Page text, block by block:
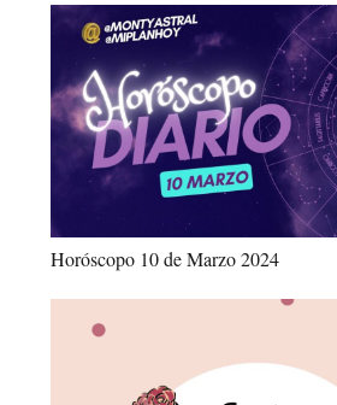
Horóscopo 10 de Marzo 2024